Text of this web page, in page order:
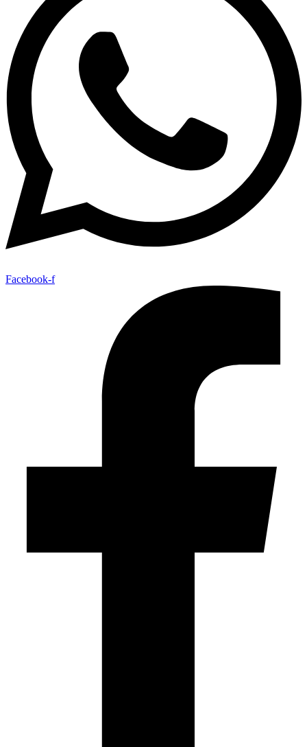
Facebook-f